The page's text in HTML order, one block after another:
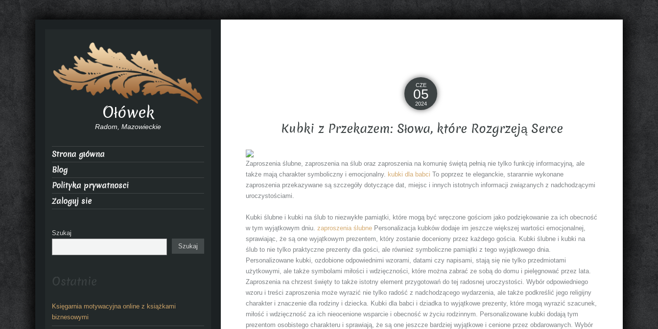
CZE
05
2024
Kubki z Przekazem: Słowa, które Rozgrzeją Serce
Zaproszenia ślubne, zaproszenia na ślub oraz zaproszenia na komunię świętą pełnią nie tylko funkcję informacyjną, ale
także mają charakter symboliczny i emocjonalny. kubki dla babci To poprzez te eleganckie, starannie wykonane
zaproszenia przekazywane są szczegóły dotyczące dat, miejsc i innych istotnych informacji związanych z nadchodzącymi
uroczystościami.
Kubki ślubne i kubki na ślub to niezwykłe pamiątki, które mogą być wręczone gościom jako podziękowanie za ich obecność
w tym wyjątkowym dniu.zaproszenia ślubne Personalizacja kubków dodaje im jeszcze większej wartości emocjonalnej,
sprawiając, że są one wyjątkowym prezentem, który zostanie doceniony przez każdego gościa. Kubki ślubne i kubki na
ślub to nie tylko praktyczne prezenty dla gości, ale również symboliczne pamiątki z tego wyjątkowego dnia.
Personalizowane kubki, ozdobione odpowiednimi wzorami, datami czy napisami, stają się nie tylko przedmiotami
użytkowymi, ale także symbolami miłości i wdzięczności, które można zabrać ze sobą do domu i pielęgnować przez lata.
Zaproszenia na chrzest święty to także istotny element przygotowań do tej radosnej uroczystości. Wybór odpowiedniego
wzoru i treści zaproszenia może wyrazić nie tylko radość z nadchodzącego wydarzenia, ale także podkreślić jego religijny
charakter i znaczenie dla rodziny i dziecka. Kubki dla babci i dziadka to wyjątkowe prezenty, które mogą wyrazić szacunek,
miłość i wdzięczność za ich nieocenione wsparcie i obecność w życiu rodzinnym. Personalizowane kubki dodają tym
prezentom osobistego charakteru i sprawiają, że są one jeszcze bardziej wyjątkowe i cenione przez obdarowanych. Wybór
Ołówek
Radom, Mazowieckie
Strona główna
Blog
Polityka prywatnosci
Zaloguj sie
Szukaj
Szukaj
Ostatnie
Księgarnia motywacyjna online z książkami
biznesowymi